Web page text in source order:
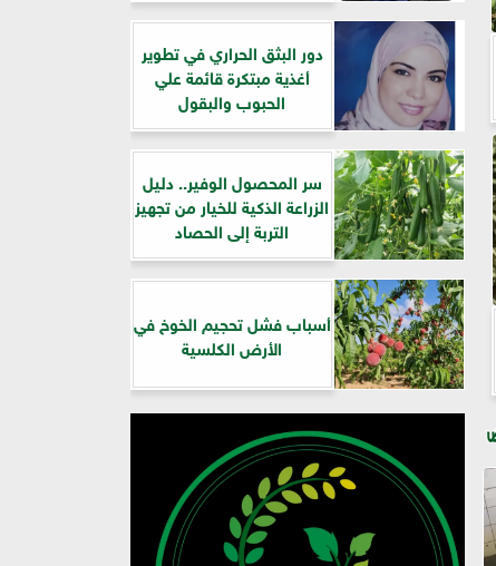
دور البثق الحراري في تطوير
أغذية مبتكرة قائمة علي
الحبوب والبقول
سر المحصول الوفير.. دليل
الزراعة الذكية للخيار من تجهيز
التربة إلى الحصاد
أسباب فشل تحجيم الخوخ في
الأرض الكلسية